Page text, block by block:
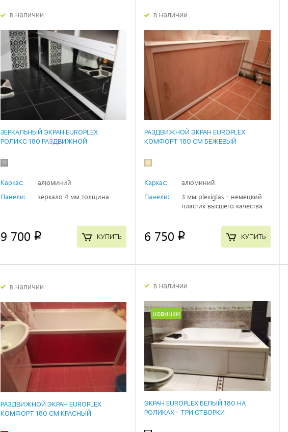
в наличии
ЗЕРКАЛЬНЫЙ ЭКРАН EUROPLEX
РОЛИКС 180 РАЗДВИЖНОЙ
Каркас:
алюминий
Панели:
зеркало 4 мм толщина
9 700 p КУПИТЬ
в наличии
РАЗДВИЖНОЙ ЭКРАН EUROPLEX
КОМФОРТ 180 СМ БЕЖЕВЫЙ
Каркас:
алюминий
Панели:
3 мм plexiglas - немецкий
пластик высшего качества
6 750 p КУПИТЬ
в наличии
РАЗДВИЖНОЙ ЭКРАН EUROPLEX
КОМФОРТ 180 СМ КРАСНЫЙ
в наличии
новинки
ЭКРАН EUROPLEX БЕЛЫЙ 180 НА
РОЛИКАХ - ТРИ СТВОРКИ